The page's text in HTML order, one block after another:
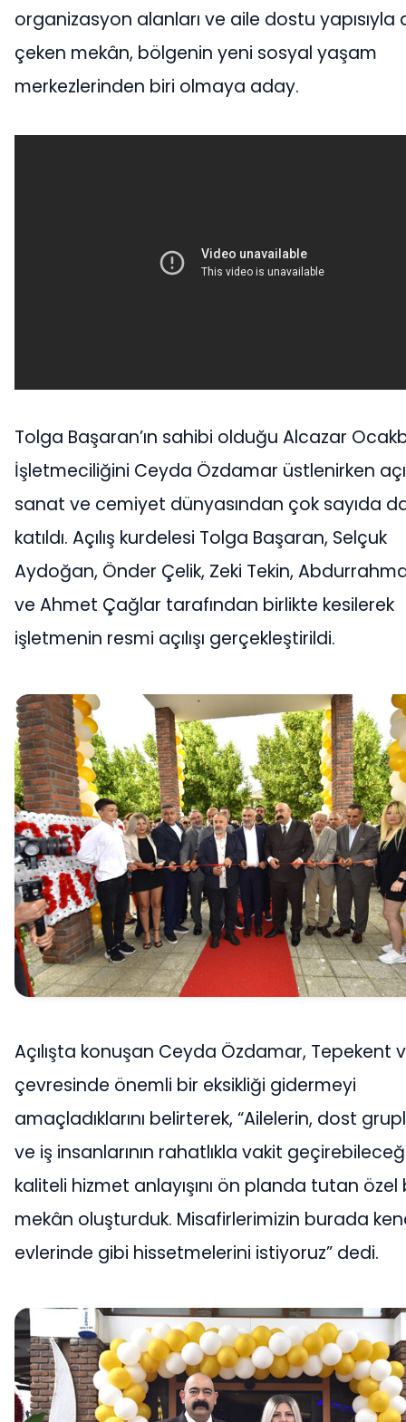
organizasyon alanları ve aile dostu yapısıyla
çeken mekân, bölgenin yeni sosyal yaşam
merkezlerinden biri olmaya aday.
Tolga Başaran’ın sahibi olduğu Alcazar
İşletmeciliğini Ceyda Özdamar üstlenirken
sanat ve cemiyet dünyasından çok sayıda
katıldı. Açılış kurdelesi Tolga Başaran, Selçuk
Aydoğan, Önder Çelik, Zeki Tekin,
ve Ahmet Çağlar tarafından birlikte kesilerek
işletmenin resmi açılışı gerçekleştirildi.
Açılışta konuşan Ceyda Özdamar, Tepekent
çevresinde önemli bir eksikliği gidermeyi
amaçladıklarını belirterek, “Ailelerin, dost
ve iş insanlarının rahatlıkla vakit
kaliteli hizmet anlayışını ön planda tutan özel
mekân oluşturduk. Misafirlerimizin burada
evlerinde gibi hissetmelerini istiyoruz” dedi.